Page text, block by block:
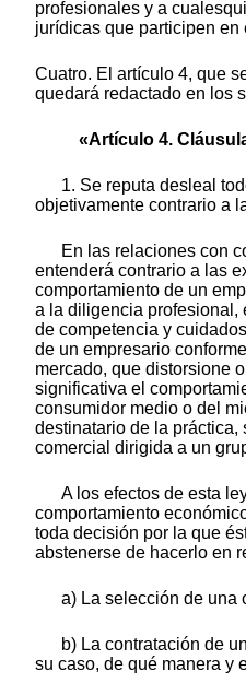
profesionales y a
jurídicas que participen en
Cuatro. El artículo 4, que
quedará redactado en los
«Artículo 4.
1. Se reputa desleal
objetivamente contrario a
En las relaciones con
entenderá contrario a las
comportamiento de un
a la diligencia profesional,
de competencia y
de un empresario
mercado, que distorsione
significativa el
consumidor medio o del
destinatario de la práctica,
comercial dirigida a un
A los efectos de esta
comportamiento
toda decisión por la que
abstenerse de hacerlo en
a) La selección de una
b) La contratación de
su caso, de qué manera y